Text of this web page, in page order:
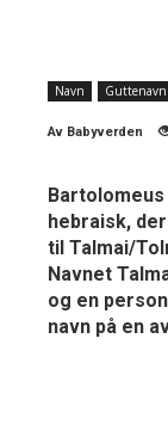
Navn Guttenavn
Av Babyverden
hebraisk,
til Talmai/
Navnet
og en
navn på en